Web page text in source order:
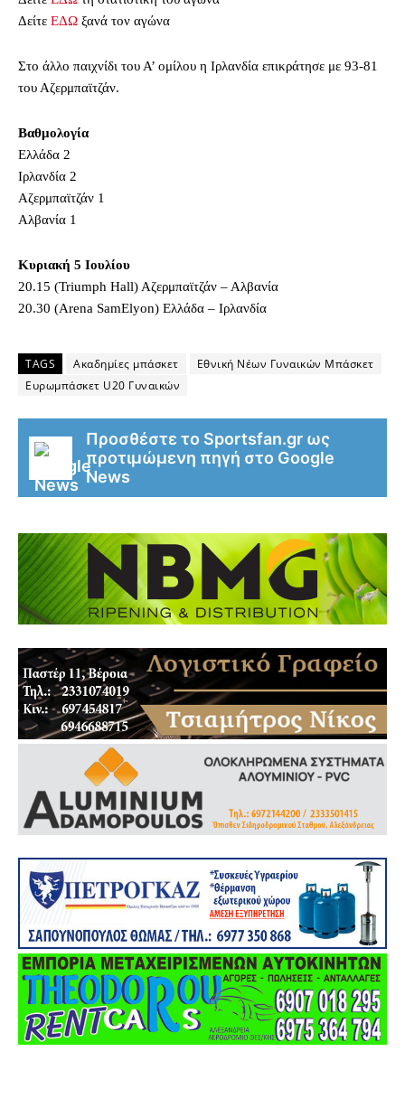
Δείτε ΕΔΩ ξανά τον αγώνα
Στο άλλο παιχνίδι του Α’ ομίλου η Ιρλανδία επικράτησε με 93-81
του Αζερμπαϊτζάν.
Βαθμολογία
Ελλάδα 2
Ιρλανδία 2
Αζερμπαϊτζάν 1
Αλβανία 1
Κυριακή 5 Ιουλίου
20.15 (Triumph Hall) Αζερμπαϊτζάν – Αλβανία
20.30 (Arena SamElyon) Ελλάδα – Ιρλανδία
TAGS Ακαδημίες μπάσκετ
Εθνική Νέων Γυναικών Μπάσκετ
Ευρωμπάσκετ U20 Γυναικών
Προσθέστε το Sportsfan.gr ως
προτιμώμενη πηγή στο Google
News